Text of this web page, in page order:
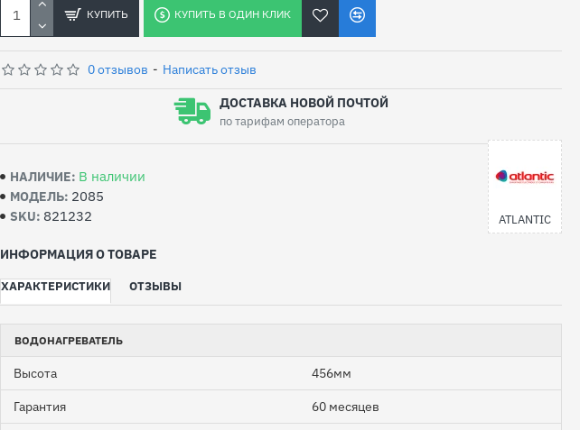
ИНФОРМАЦИЯ О ТОВАРЕ
ХАРАКТЕРИСТИКИ ОТЗЫВЫ
ВОДОНАГРЕВАТЕЛЬ
Высота 456мм
Гарантия 60 месяцев
НАЛИЧИЕ: В наличии
МОДЕЛЬ: 2085
SKU: 821232 ATLANTIC
0 отзывов - Написать отзыв
КУПИТЬ КУПИТЬ В ОДИН КЛИК
ДОСТАВКА НОВОЙ ПОЧТОЙ
по тарифам оператора